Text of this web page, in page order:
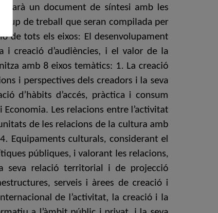
un document de síntesi amb les
de treball que seran compilada per
de tots els eixos: El desenvolupament
i creació d’audiències, i el valor de la
amb 8 eixos temàtics: 1. La creació
i perspectives dels creadors i la seva
d’hàbits d’accés, pràctica i consum
Les relacions entre l’activitat
de les relacions de la cultura amb
Equipaments culturals, considerant el
públiques, i valorant les relacions,
seva relació territorial i de projecció
serveis i àrees de creació i
de l’activitat, la creació i la